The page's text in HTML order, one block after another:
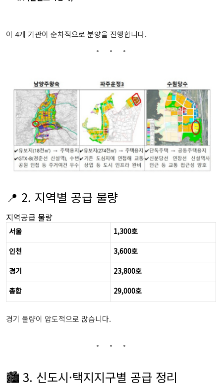
이 4개 기관이 순차적으로 분양을 진행합니다.
📍 2. 지역별 공급 물량
지역공급 물량
서울
1,300호
인천
3,600호
경기
23,800호
총합
29,000호
경기 물량이 압도적으로 많습니다.
🏙️ 3. 신도시·택지지구별 공급 정리